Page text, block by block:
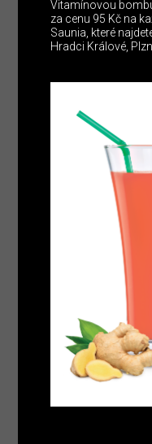
Vitamínovou
za cenu 95 Kč na
Saunia, které
Hradci Králové,